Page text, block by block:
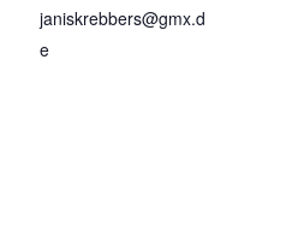
janiskrebbers@gmx.d
e